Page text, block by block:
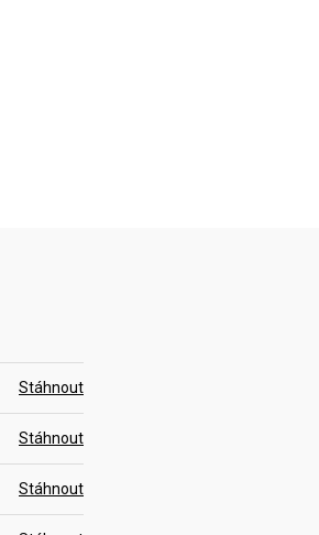
Stáhnout
Stáhnout
Stáhnout